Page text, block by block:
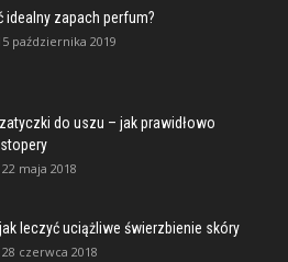
idealny zapach perfum?
października 2019
do uszu – jak prawidłowo
22 maja 2018
leczyć uciążliwe świerzbienie skóry
28 czerwca 2018